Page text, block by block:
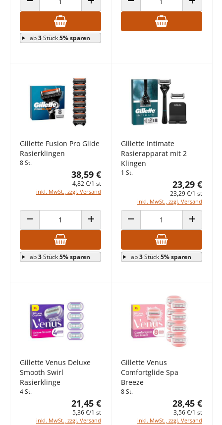
ANZAHL VERRINGERN ANZAHL ERHÖHEN
ab3Stück5% sparen
ANZAHL VERRINGERN ANZAHL
Gillette Fusion Pro Glide
Rasierklingen
8 St.
38,59 €
4,82 €/1 st
inkl. MwSt., zzgl. Versand
ANZAHL VERRINGERN ANZAHL ERHÖHEN
ab3Stück5% sparen
Gillette Intimate
Rasierapparat mit 2
Klingen
1 St.
23,29 €
23,29 €/1 st
inkl. MwSt., zzgl. Versand
ANZAHL VERRINGERN ANZAHL
ab3Stück5% sparen
Gillette Venus Deluxe
Smooth Swirl
Rasierklinge
4 St.
21,45 €
5,36 €/1 st
inkl. MwSt., zzgl. Versand
Gillette Venus
Comfortglide Spa
Breeze
8 St.
28,45 €
3,56 €/1 st
inkl. MwSt., zzgl. Versand